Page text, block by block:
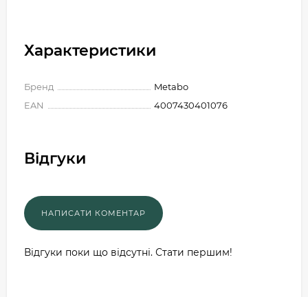
Характеристики
Бренд
Metabo
EAN
4007430401076
Відгуки
Відгуки поки що відсутні. Стати першим!